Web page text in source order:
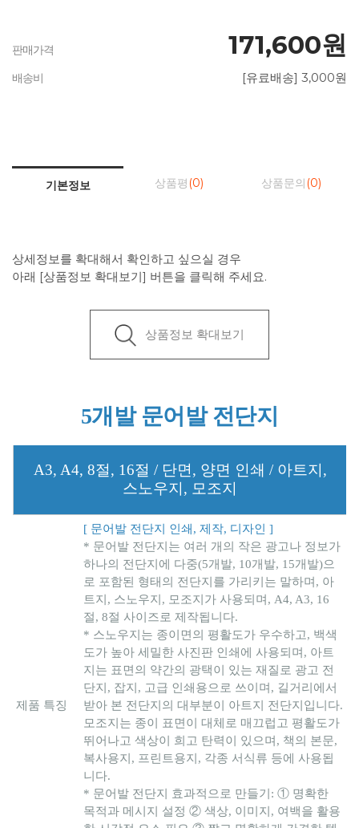
판매가격 171,600원
배송비 [유료배송] 3,000원
기본정보 상품평 (0) 상품문의 (0)
상세정보를 확대해서 확인하고 싶으실 경우
아래 [상품정보 확대보기] 버튼을 클릭해 주세요.
상품정보 확대보기
5개발 문어발 전단지
A3, A4, 8절, 16절 / 단면, 양면 인쇄 / 아트지,
스노우지, 모조지
제품 특징
[ 문어발 전단지 인쇄, 제작, 디자인 ]
* 문어발 전단지는 여러 개의 작은 광고나 정보가
하나의 전단지에 다중(5개발, 10개발, 15개발)으
로 포함된 형태의 전단지를 가리키는 말하며, 아
트지, 스노우지, 모조지가 사용되며, A4, A3, 16
절, 8절 사이즈로 제작됩니다.
* 스노우지는 종이면의 평활도가 우수하고, 백색
도가 높아 세밀한 사진판 인쇄에 사용되며, 아트
지는 표면의 약간의 광택이 있는 재질로 광고 전
단지, 잡지, 고급 인쇄용으로 쓰이며, 길거리에서
받아 본 전단지의 대부분이 아트지 전단지입니다.
모조지는 종이 표면이 대체로 매끄럽고 평활도가
뛰어나고 색상이 희고 탄력이 있으며, 책의 본문,
복사용지, 프린트용지, 각종 서식류 등에 사용됩
니다.
* 문어발 전단지 효과적으로 만들기: ① 명확한
목적과 메시지 설정 ② 색상, 이미지, 여백을 활용